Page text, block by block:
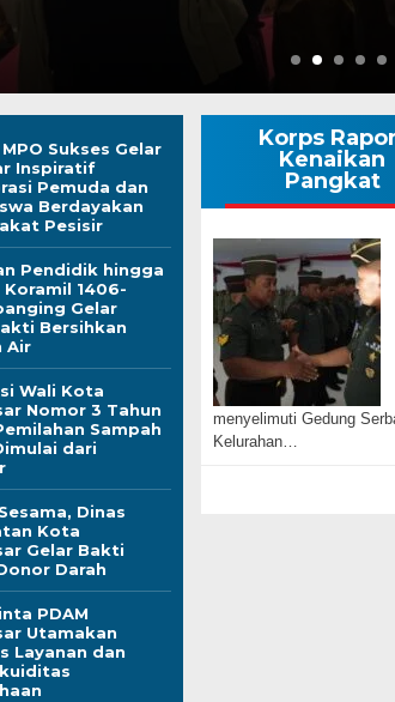
MPO Sukses Gelar
Inspiratif
Pemuda dan
Berdayakan
Pesisir
Pendidik hingga
Koramil 1406-
Gelar
Bersihkan
Air
Wali Kota
Nomor 3 Tahun
Sampah
dari
Dinas
Kota
Gelar Bakti
Darah
PDAM
Utamakan
Layanan dan
Korps
Kenaikan
Pangkat
menyelimuti Gedung
Kelurahan…